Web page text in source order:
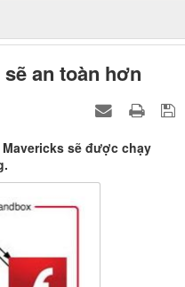
an toàn hơn
sẽ được chạy